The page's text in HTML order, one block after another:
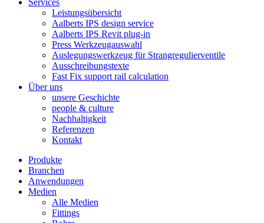
Services
Leistungsübersicht
Aalberts IPS design service
Aalberts IPS Revit plug-in
Press Werkzeugauswahl
Auslegungswerkzeug für Strangregulierventile
Ausschreibungstexte
Fast Fix support rail calculation
Über uns
unsere Geschichte
people & culture
Nachhaltigkeit
Referenzen
Kontakt
Produkte
Branchen
Anwendungen
Medien
Alle Medien
Fittings